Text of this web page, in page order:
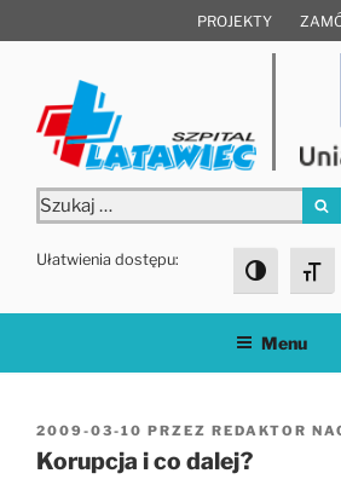
do
PROJEKTY
Szukaj:
Ułatwienia dostępu:
Toggle
Menu
OPUBLIKOWANE
W
2009-03-10 PRZEZ REDAKTOR
Korupcja i co dalej?